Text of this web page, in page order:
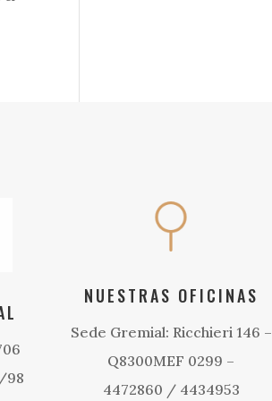
98
NUESTRAS OFICINAS
Sede Gremial: Ricchieri 146 –
Q8300MEF 0299 –
4472860 / 4434953